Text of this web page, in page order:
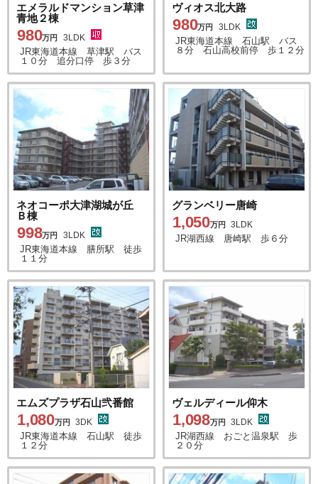
エメラルドマンション草津
青地２棟
980万円 3LDK
JR東海道本線 草津駅 バス
１０分 追分口停 歩３分
ヴィオス北大路
980万円 3LDK
JR東海道本線 石山駅 バス
８分 石山高校前停 歩１２分
ネオコーポ大津湖城が丘
Ｂ棟
998万円 3LDK
JR東海道本線 膳所駅 徒歩
１１分
グランベリー唐崎
1,050万円 3LDK
JR湖西線 唐崎駅 歩６分
エムズプラザ石山弐番館
1,080万円 3DK
JR東海道本線 石山駅 徒歩
１２分
ヴェルディール仰木
1,098万円 3LDK
JR湖西線 おごと温泉駅 歩
２０分